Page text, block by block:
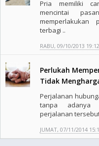
Pria memiliki
mencintai
memperlakukan
terbagi ..
RABU, 09/10/2013 19:12
Perlukah
Tidak
Perjalanan
tanpa adanya
perjalanan
JUMAT, 07/11/2014